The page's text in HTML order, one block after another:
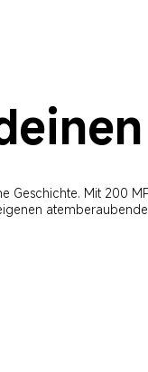
Geschichte. Mit 200